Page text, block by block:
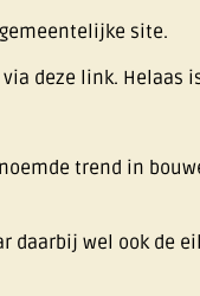
site.
via deze link. Helaas
trend in
daarbij wel ook de